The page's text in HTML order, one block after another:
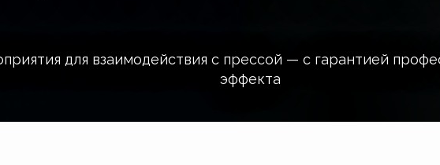
для взаимодействия с прессой — с гарантией
эффекта